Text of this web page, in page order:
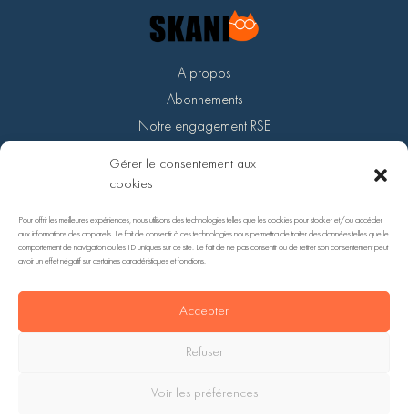
Gérer le consentement aux
cookies
Pour offrir les meilleures expériences, nous utilisons des technologies telles que les cookies pour stocker et/ou accéder
aux informations des appareils. Le fait de consentir à ces technologies nous permettra de traiter des données telles que le
comportement de navigation ou les ID uniques sur ce site. Le fait de ne pas consentir ou de retirer son consentement peut
avoir un effet négatif sur certaines caractéristiques et fonctions.
Accepter
Refuser
Voir les préférences
A propos
Abonnements
Notre engagement RSE
POLITIQUE DE CONFIDENTIALITÉ